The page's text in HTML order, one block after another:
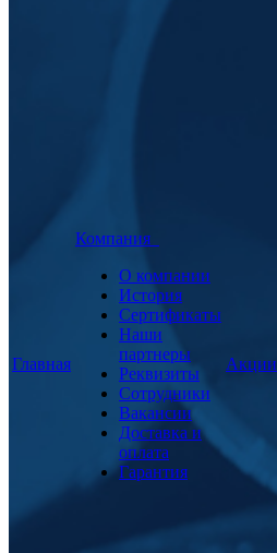
Главная
Компания
О компании
История
Сертификаты
Наши
партнеры
Реквизиты
Сотрудники
Вакансии
Доставка и
оплата
Гарантия
Акции